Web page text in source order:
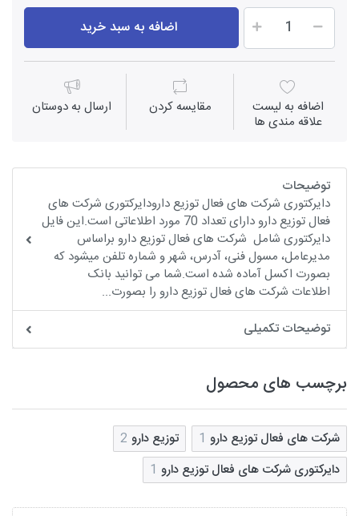
اضافه به سبد خرید
اضافه به لیست
علاقه مندی ها
مقايسه كردن ارسال به دوستان
توضیحات
دایرکتوری شرکت های فعال توزیع دارودایرکتوری شرکت های
فعال توزیع دارو دارای تعداد 70 مورد اطلاعاتی است.این فایل
دایرکتوری شامل شرکت های فعال توزیع دارو براساس
مدیرعامل، مسول فنی، آدرس، شهر و شماره تلفن میشود که
بصورت اکسل آماده شده است.شما می توانید بانک
اطلاعات شرکت های فعال توزیع دارو را بصورت...
توضیحات تکمیلی
برچسب های محصول
شرکت های فعال توزیع دارو 1 توزیع دارو 2
دایرکتوری شرکت های فعال توزیع دارو 1